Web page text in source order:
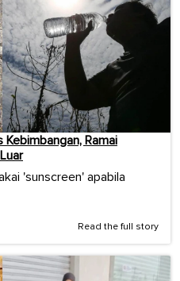
Kebimbangan, Ramai
'sunscreen' apabila
Read the full story